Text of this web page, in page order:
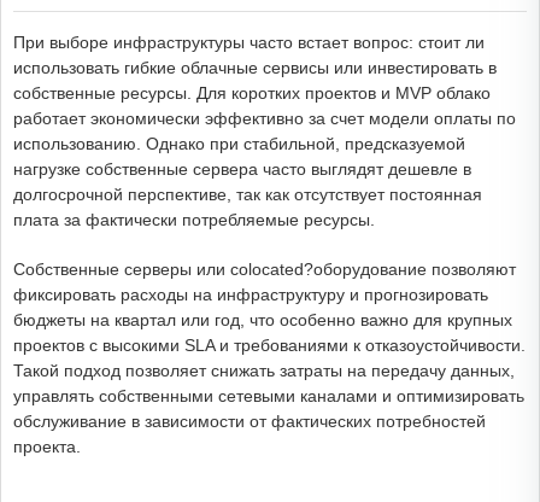
При выборе инфраструктуры часто встает вопрос: стоит ли
использовать гибкие облачные сервисы или инвестировать в
собственные ресурсы. Для коротких проектов и MVP облако
работает экономически эффективно за счет модели оплаты по
использованию. Однако при стабильной, предсказуемой
нагрузке собственные сервера часто выглядят дешевле в
долгосрочной перспективе, так как отсутствует постоянная
плата за фактически потребляемые ресурсы.
Собственные серверы или colocated?оборудование позволяют
фиксировать расходы на инфраструктуру и прогнозировать
бюджеты на квартал или год, что особенно важно для крупных
проектов с высокими SLA и требованиями к отказоустойчивости.
Такой подход позволяет снижать затраты на передачу данных,
управлять собственными сетевыми каналами и оптимизировать
обслуживание в зависимости от фактических потребностей
проекта.